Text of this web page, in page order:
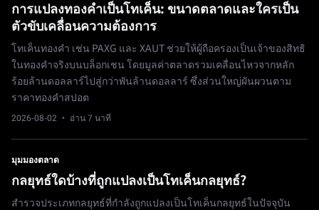
การแปลงทองคำเป็นโทเค็น: ขนาดตลาดและใครเป็น
ตัวขับเคลื่อนความต้องการ
โทเค็นทองคำ เช่น PAXG และ XAUT ช่วยให้ผู้ถือครองเป็นเจ้าของสิทธิ
ในทองคำจริงบนบล็อกเชน โดยมูลค่าตลาดรวมเคลื่อนไหวจากหลัก
ร้อยล้านดอลลาร์ไปสู่กว่าพันล้านดอลลาร์ ซึ่งส่วนใหญ่ผันผวนตาม
ราคาทองคำสปอต
2026-08-02 · อ่าน 7 นาที
มุมมองตลาด
กลยุทธ์ใดบ้างที่ถูกแปลงเป็นโทเค็นกลยุทธ์?
สำรวจประเภทกลยุทธ์ที่กำลังถูกแปลงเป็นโทเค็นกลยุทธ์ในปัจจุบัน